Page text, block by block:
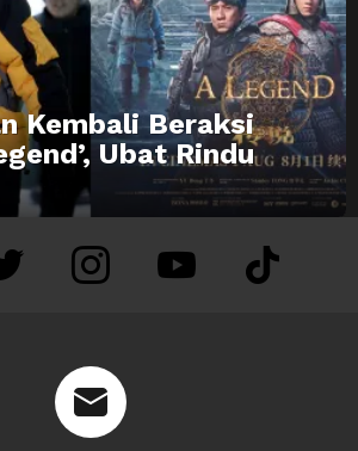
Kembali Beraksi
Ubat Rindu
twitter instagram youtube tiktok